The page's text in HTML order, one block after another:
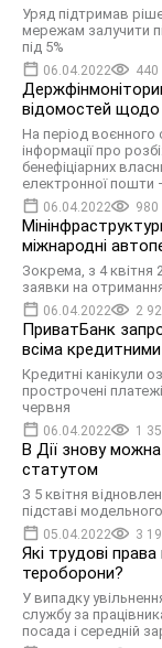
Уряд підтримав
мережам залучити
під 5%
06.04.2022 440
відомостей щодо
На період
інформації про
бенефіціарних
електронної пошти
06.04.2022 980
міжнародні
Зокрема, з 4 квітня
заявки на
06.04.2022 2
ПриватБанк
всіма
Кредитні канікули
прострочені
червня
06.04.2022 1
В Дії знову
статутом
З 5 квітня
підставі
05.04.2022 3
Які трудові
тероборони?
У випадку
службу за
посада і середній